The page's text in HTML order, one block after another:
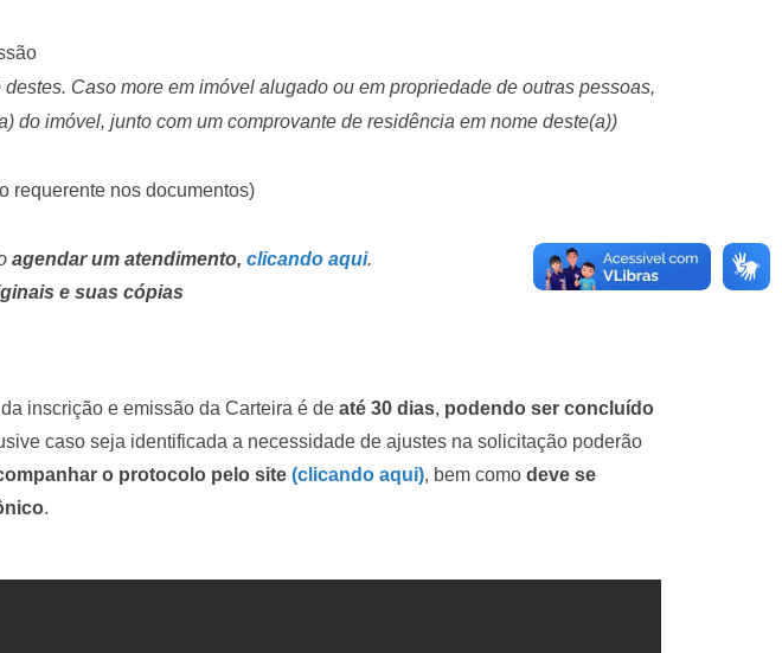
Caso more em imóvel alugado ou em propriedade de outras pessoas,
do imóvel, junto com um comprovante de residência em nome deste(a))
requerente nos documentos)
agendar um atendimento, clicando aqui.
e suas cópias
inscrição e emissão da Carteira é de até 30 dias, podendo ser concluído
caso seja identificada a necessidade de ajustes na solicitação poderão
o protocolo pelo site (clicando aqui), bem como deve se
.